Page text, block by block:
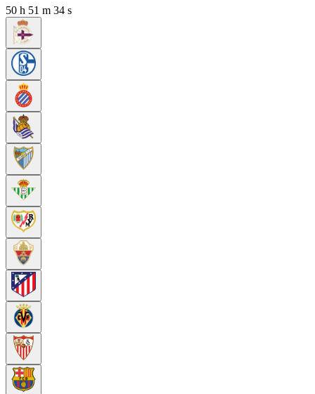
50 h 51 m 32 s